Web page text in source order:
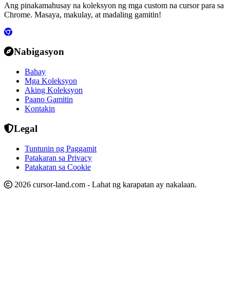
Ang pinakamahusay na koleksyon ng mga custom na cursor para sa
Chrome. Masaya, makulay, at madaling gamitin!
Nabigasyon
Bahay
Mga Koleksyon
Aking Koleksyon
Paano Gamitin
Kontakin
Legal
Tuntunin ng Paggamit
Patakaran sa Privacy
Patakaran sa Cookie
2026 cursor-land.com - Lahat ng karapatan ay nakalaan.